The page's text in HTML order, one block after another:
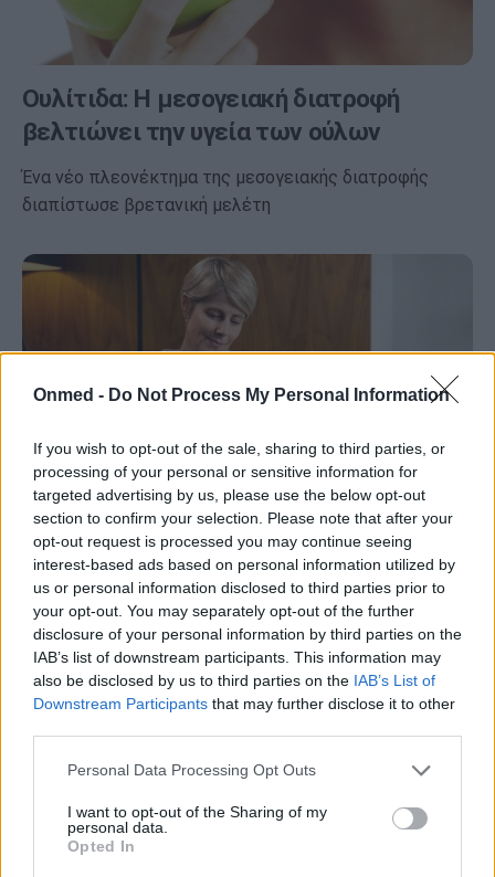
Onmed - Do Not Process My Personal Information
If you wish to opt-out of the sale, sharing to third parties, or
processing of your personal or sensitive information for
targeted advertising by us, please use the below opt-out
section to confirm your selection. Please note that after your
opt-out request is processed you may continue seeing
interest-based ads based on personal information utilized by
us or personal information disclosed to third parties prior to
your opt-out. You may separately opt-out of the further
disclosure of your personal information by third parties on the
IAB’s list of downstream participants. This information may
also be disclosed by us to third parties on the IAB’s List of
Downstream Participants that may further disclose it to other
Personal Data Processing Opt Outs
I want to opt-out of the Sharing of my
personal data.
Opted In
Ουλίτιδα: Η μεσογειακή διατροφή
βελτιώνει την υγεία των ούλων
Ένα νέο πλεονέκτημα της μεσογειακής διατροφής
διαπίστωσε βρετανική μελέτη
Μεσογειακή διατροφή: Γιατί είναι το
«υπερόπλο» των γυναικών ενάντια στα
συμπτώματα της εμμηνόπαυσης
Η μεσογειακή διατροφή βασίζεται κυρίως σε τροφές
φυτικής προέλευσης και περιλαμβάνει φρούτα,